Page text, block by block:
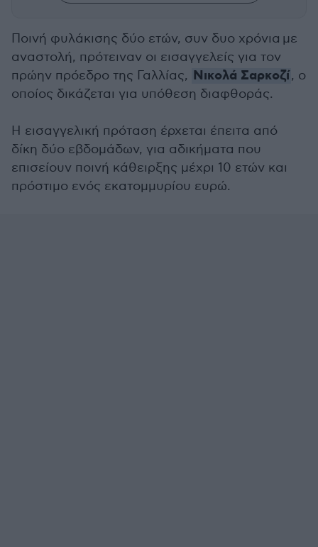
Ποινή φυλάκισης δύο ετών, συν δυο χρόνια με
αναστολή, πρότειναν οι εισαγγελείς για τον
πρώην πρόεδρο της Γαλλίας, Νικολά Σαρκοζί, ο
οποίος δικάζεται για υπόθεση διαφθοράς.
Η εισαγγελική πρόταση έρχεται έπειτα από
δίκη δύο εβδομάδων, για αδικήματα που
επισείουν ποινή κάθειρξης μέχρι 10 ετών και
πρόστιμο ενός εκατομμυρίου ευρώ.